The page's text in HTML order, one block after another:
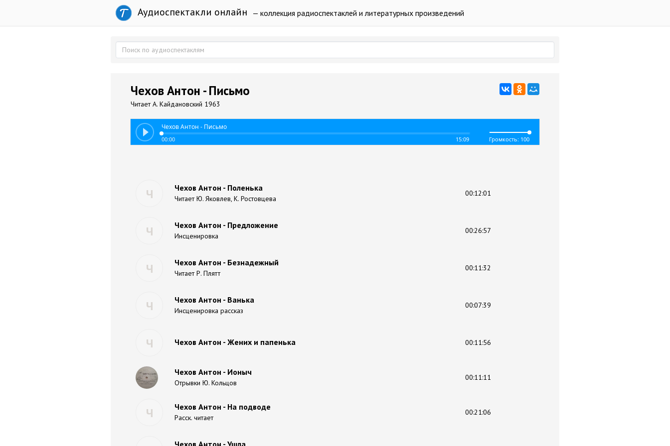
Аудиоспектакли онлайн — коллекция радиоспектаклей и литературных произведений
Чехов Антон - Письмо
Читает А. Кайдановский 1963
Чехов Антон - Письмо
00:00 15:09 Громкость: 100
Ч Чехов Антон - Поленька
Читает Ю. Яковлев, К. Ростовцева
00:12:01
Ч Чехов Антон - Предложение
Инсценировка
00:26:57
Ч Чехов Антон - Безнадежный
Читает Р. Плятт
00:11:32
Ч Чехов Антон - Ванька
Инсценировка рассказ
00:07:39
Ч Чехов Антон - Жених и папенька 00:11:56
Чехов Антон - Ионыч
Отрывки Ю. Кольцов
00:11:11
Ч Чехов Антон - На подводе
Расск. читает
00:21:06
Чехов Антон - Ушла